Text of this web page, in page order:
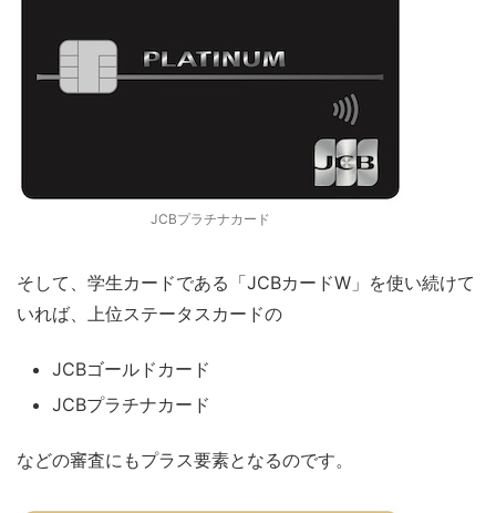
JCBプラチナカード
そして、学生カードである「JCBカードW」を使い続けて
いれば、上位ステータスカードの
JCBゴールドカード
JCBプラチナカード
などの審査にもプラス要素となるのです。